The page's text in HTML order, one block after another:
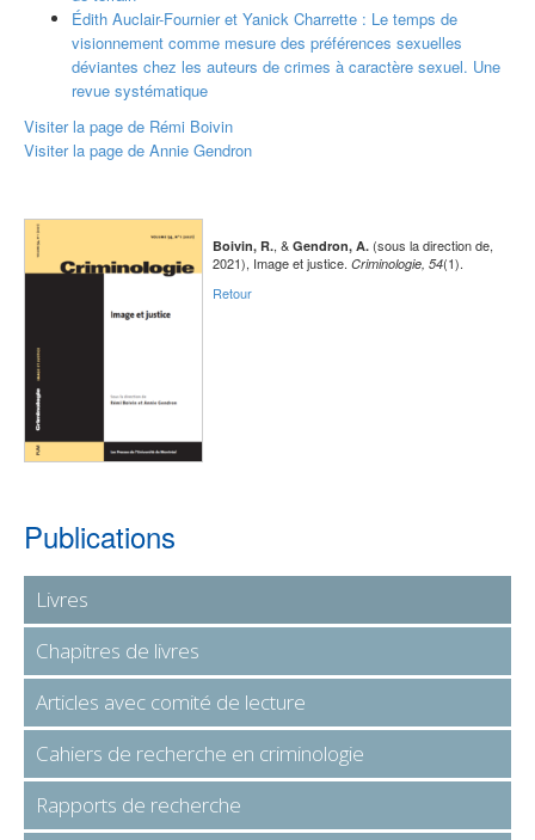
Édith Auclair-Fournier et Yanick Charrette : Le temps de
visionnement comme mesure des préférences sexuelles
déviantes chez les auteurs de crimes à caractère sexuel. Une
revue systématique
Visiter la page de Rémi Boivin
Visiter la page de Annie Gendron
Boivin, R., & Gendron, A. (sous la direction de,
2021), Image et justice. Criminologie, 54(1).
Retour
Publications
Livres
Chapitres de livres
Articles avec comité de lecture
Cahiers de recherche en criminologie
Rapports de recherche